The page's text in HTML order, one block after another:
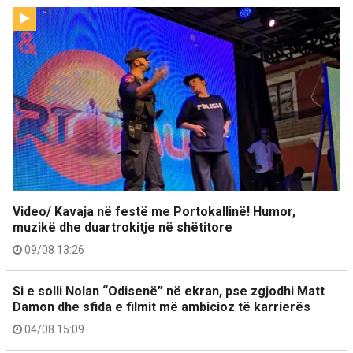
Video/ Kavaja në festë me Portokallinë! Humor,
muzikë dhe duartrokitje në shëtitore
09/08 13:26
Si e solli Nolan “Odisenë” në ekran, pse zgjodhi Matt
Damon dhe sfida e filmit më ambicioz të karrierës
04/08 15:09